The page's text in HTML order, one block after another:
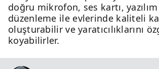
doğru mikrofon, ses kartı,
düzenleme ile evlerinde kaliteli
oluşturabilir ve yaratıcılıklarını
koyabilirler.